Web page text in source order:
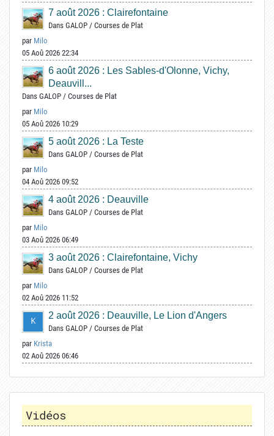
7 août 2026 : Clairefontaine
Dans GALOP / Courses de Plat
par Milo
05 Aoû 2026 22:34
6 août 2026 : Les Sables-d'Olonne, Vichy,
Deauvill...
Dans GALOP / Courses de Plat
par Milo
05 Aoû 2026 10:29
5 août 2026 : La Teste
Dans GALOP / Courses de Plat
par Milo
04 Aoû 2026 09:52
4 août 2026 : Deauville
Dans GALOP / Courses de Plat
par Milo
03 Aoû 2026 06:49
3 août 2026 : Clairefontaine, Vichy
Dans GALOP / Courses de Plat
par Milo
02 Aoû 2026 11:52
2 août 2026 : Deauville, Le Lion d'Angers
Dans GALOP / Courses de Plat
par Krista
02 Aoû 2026 06:46
Vidéos